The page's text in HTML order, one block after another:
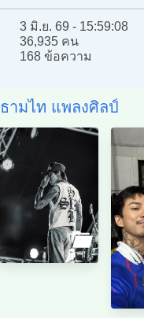
3 มิ.ย. 69 - 15:59:08
36,935 คน
168 ข้อความ
ธามไท แพลงศิลป์